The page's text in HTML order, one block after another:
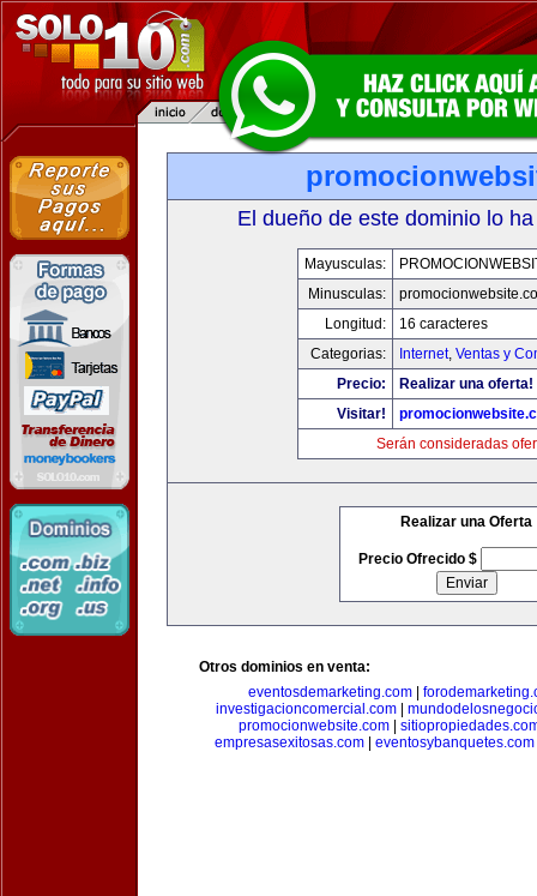
El dueño de este dominio lo
Mayusculas:
Minusculas:
Longitud:
16 caracteres
Categorias:
Internet, Ventas y
Precio:
Realizar una oferta!
Visitar!
Serán consideradas
Realizar una Oferta
Precio Ofrecido $
Otros dominios en venta:
eventosdemarketing.com|
investigacioncomercial.com
promocionwebsite.com
empresasexitosas.com
eventosybanquetes.com